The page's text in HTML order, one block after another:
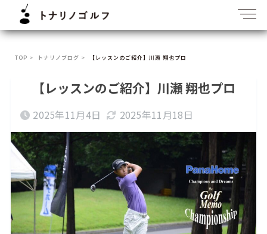
TOP > トナリノブログ > 【レッスンのご紹介】川瀬 翔也プロ
【レッスンのご紹介】川瀬 翔也プロ
2025年11月4日 2025年11月18日